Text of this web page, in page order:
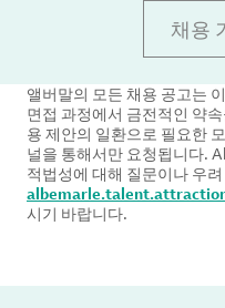
채용
앨버말의 모든 채용 공고는
면접 과정에서 금전적인 약
용 제안의 일환으로 필요한
널을 통해서만 요청됩니다.
적법성에 대해 질문이나 우
시기 바랍니다.